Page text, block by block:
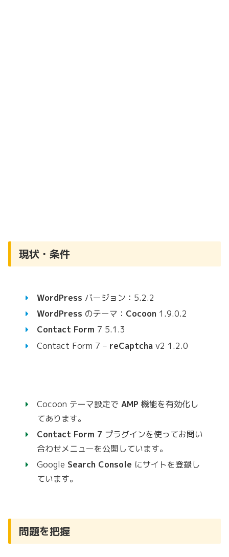
現状・条件
WordPress バージョン：5.2.2
WordPress のテーマ： Cocoon 1.9.0.2
Contact Form 7 5.1.3
Contact Form 7 – reCaptcha v2 1.2.0
Cocoon テーマ設定でAMP 機能を有効化し
てあります。
Contact Form 7 プラグインを使ってお問い
合わせメニューを公開しています。
Google Search Console にサイトを登録し
ています。
問題を把握